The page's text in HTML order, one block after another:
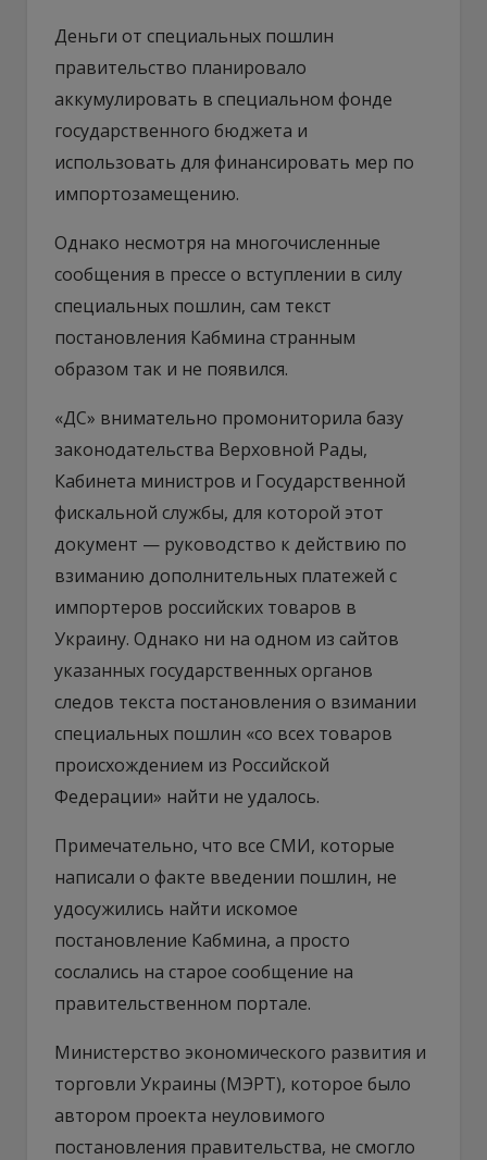
Деньги от специальных пошлин
правительство планировало
аккумулировать в специальном фонде
государственного бюджета и
использовать для финансировать мер по
импортозамещению.
Однако несмотря на многочисленные
сообщения в прессе о вступлении в силу
специальных пошлин, сам текст
постановления Кабмина странным
образом так и не появился.
«ДС» внимательно промониторила базу
законодательства Верховной Рады,
Кабинета министров и Государственной
фискальной службы, для которой этот
документ — руководство к действию по
взиманию дополнительных платежей с
импортеров российских товаров в
Украину. Однако ни на одном из сайтов
указанных государственных органов
следов текста постановления о взимании
специальных пошлин «со всех товаров
происхождением из Российской
Федерации» найти не удалось.
Примечательно, что все СМИ, которые
написали о факте введении пошлин, не
удосужились найти искомое
постановление Кабмина, а просто
сослались на старое сообщение на
правительственном портале.
Министерство экономического развития и
торговли Украины (МЭРТ), которое было
автором проекта неуловимого
постановления правительства, не смогло